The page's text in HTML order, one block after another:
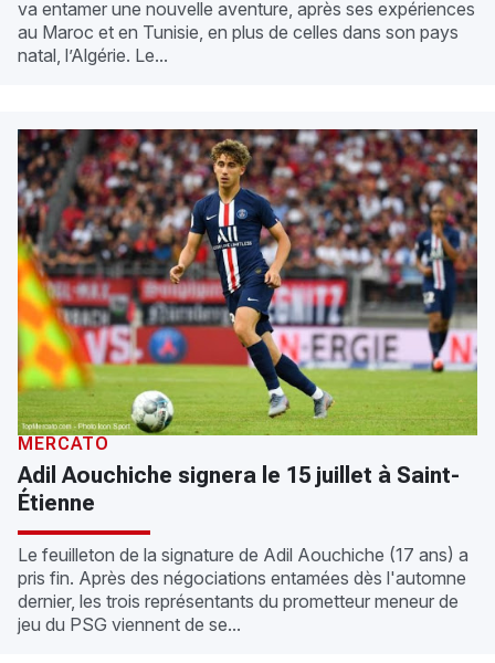
va entamer une nouvelle aventure, après ses expériences
au Maroc et en Tunisie, en plus de celles dans son pays
natal, l’Algérie. Le...
MERCATO
Adil Aouchiche signera le 15 juillet à Saint-
Étienne
Le feuilleton de la signature de Adil Aouchiche (17 ans) a
pris fin. Après des négociations entamées dès l'automne
dernier, les trois représentants du prometteur meneur de
jeu du PSG viennent de se...